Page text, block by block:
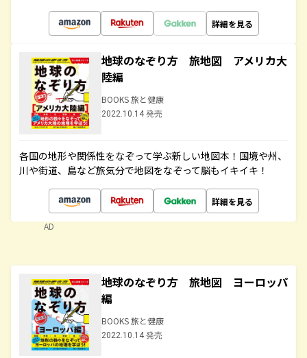
詳細を見る
地球のなぞり方 旅地図 アメリカ大
陸編
BOOKS 旅と健康
2022.10.14 発売
各国の地形や関係性をなぞって学ぶ新しい地図本！国境や州、
川や街道、島など旅気分で地図をなぞって脳もイキイキ！
詳細を見る
AD
地球のなぞり方 旅地図 ヨーロッパ
編
BOOKS 旅と健康
2022.10.14 発売